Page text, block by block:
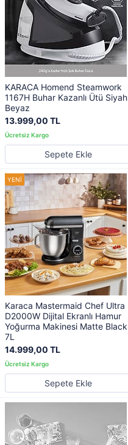
KARACA Homend Steamwork
1167H Buhar Kazanlı Ütü Siyah
Beyaz
13.999,00 TL
Sepete Ekle
Karaca Mastermaid Chef Ultra
D2000W Dijital Ekranlı Hamur
Yoğurma Makinesi Matte Black
7L
14.999,00 TL
Sepete Ekle